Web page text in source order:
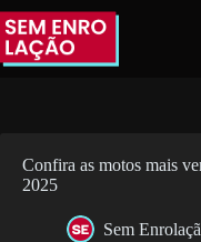
Pular
para
conteúdo
Confira as motos mais
2025
Sem